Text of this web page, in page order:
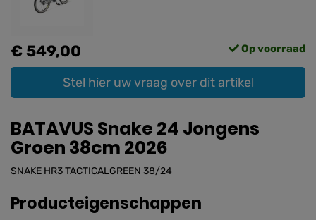
€ 549,00 Op voorraad
Stel hier uw vraag over dit artikel
BATAVUS Snake 24 Jongens
Groen 38cm 2026
SNAKE HR3 TACTICALGREEN 38/24
Producteigenschappen